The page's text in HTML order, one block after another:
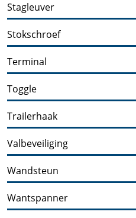
Stagleuver
Stokschroef
Terminal
Toggle
Trailerhaak
Valbeveiliging
Wandsteun
Wantspanner